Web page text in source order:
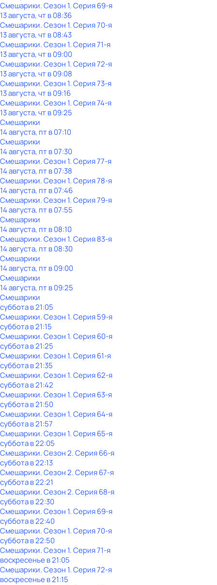
Смешарики. Сезон 1. Серия 69-я
13 августа, чт в 08:36
Смешарики. Сезон 1. Серия 70-я
13 августа, чт в 08:43
Смешарики. Сезон 1. Серия 71-я
13 августа, чт в 09:00
Смешарики. Сезон 1. Серия 72-я
13 августа, чт в 09:08
Смешарики. Сезон 1. Серия 73-я
13 августа, чт в 09:16
Смешарики. Сезон 1. Серия 74-я
13 августа, чт в 09:25
Смешарики
14 августа, пт в 07:10
Смешарики
14 августа, пт в 07:30
Смешарики. Сезон 1. Серия 77-я
14 августа, пт в 07:38
Смешарики. Сезон 1. Серия 78-я
14 августа, пт в 07:46
Смешарики. Сезон 1. Серия 79-я
14 августа, пт в 07:55
Смешарики
14 августа, пт в 08:10
Смешарики. Сезон 1. Серия 83-я
14 августа, пт в 08:30
Смешарики
14 августа, пт в 09:00
Смешарики
14 августа, пт в 09:25
Смешарики
субботав21:05
Смешарики. Сезон 1. Серия 59-я
субботав21:15
Смешарики. Сезон 1. Серия 60-я
субботав21:25
Смешарики. Сезон 1. Серия 61-я
субботав21:35
Смешарики. Сезон 1. Серия 62-я
субботав21:42
Смешарики. Сезон 1. Серия 63-я
субботав21:50
Смешарики. Сезон 1. Серия 64-я
субботав21:57
Смешарики. Сезон 1. Серия 65-я
субботав22:05
Смешарики. Сезон 2. Серия 66-я
субботав22:13
Смешарики. Сезон 2. Серия 67-я
субботав22:21
Смешарики. Сезон 2. Серия 68-я
субботав22:30
Смешарики. Сезон 1. Серия 69-я
субботав22:40
Смешарики. Сезон 1. Серия 70-я
субботав22:50
Смешарики. Сезон 1. Серия 71-я
воскресенье в21:05
Смешарики. Сезон 1. Серия 72-я
воскресенье в21:15